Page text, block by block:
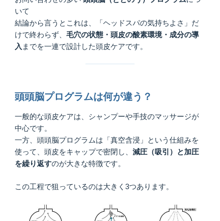
いて
結論から言うとこれは、「ヘッドスパの気持ちよさ」だ
けで終わらず、 毛穴の状態・頭皮の酸素環境・成分の導
入 までを一連で設計した頭皮ケアです。
頭頭脳プログラムは何が違う？
一般的な頭皮ケアは、シャンプーや手技のマッサージが
中心です。
一方、頭頭脳プログラムは「真空含浸」という仕組みを
使って、頭皮をキャップで密閉し、 減圧（吸引）と加圧
を繰り返すのが大きな特徴です。
この工程で狙っているのは大きく3つあります。